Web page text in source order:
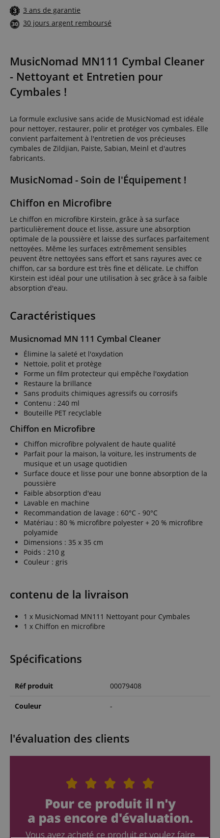
3 ans de garantie
30 jours argent remboursé
MusicNomad MN111 Cymbal Cleaner
- Nettoyant et Entretien pour
Cymbales !
La formule exclusive sans acide de MusicNomad est idéale
pour nettoyer, restaurer, polir et protéger vos cymbales. Elle
convient parfaitement à l'entretien de vos précieuses
cymbales de Zildjian, Paiste, Sabian, Meinl et d'autres
fabricants.
MusicNomad - Soin de l'Équipement !
Chiffon en Microfibre
Le chiffon en microfibre Kirstein, grâce à sa surface
particulièrement douce et lisse, assure une absorption
optimale de la poussière et laisse des surfaces parfaitement
nettoyées. Même les surfaces extrêmement sensibles
peuvent être nettoyées sans effort et sans rayures avec ce
chiffon, car sa bordure est très fine et délicate. Le chiffon
Kirstein est idéal pour une utilisation à sec grâce à sa faible
absorption d'eau.
Caractéristiques
Musicnomad MN 111 Cymbal Cleaner
Élimine la saleté et l'oxydation
Nettoie, polit et protège
Forme un film protecteur qui empêche l'oxydation
Restaure la brillance
Sans produits chimiques agressifs ou corrosifs
Contenu : 240 ml
Bouteille PET recyclable
Chiffon en Microfibre
Chiffon microfibre polyvalent de haute qualité
Parfait pour la maison, la voiture, les instruments de
musique et un usage quotidien
Surface douce et lisse pour une bonne absorption de la
poussière
Faible absorption d'eau
Lavable en machine
Recommandation de lavage : 60°C - 90°C
Matériau : 80 % microfibre polyester + 20 % microfibre
polyamide
Dimensions : 35 x 35 cm
Poids : 210 g
Couleur : gris
contenu de la livraison
1 x MusicNomad MN111 Nettoyant pour Cymbales
1 x Chiffon en microfibre
Spécifications
Réf produit 00079408
Couleur -
l'évaluation des clients